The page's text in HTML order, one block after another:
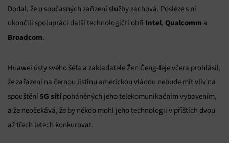
Dodal, že u současných zařízení služby zachová. Posléze s ní
ukončili spolupráci další technologičtí obři Intel, Qualcomm a
Broadcom.
Huawei ústy svého šéfa a zakladatele Žen Čeng-feje včera prohlásil,
že zařazení na černou listinu americkou vládou nebude mít vliv na
spouštění5G sítípoháněných jeho telekomunikačním vybavením,
a že neočekává, že by někdo mohl jeho technologii v příštích dvou
až třech letech konkurovat.